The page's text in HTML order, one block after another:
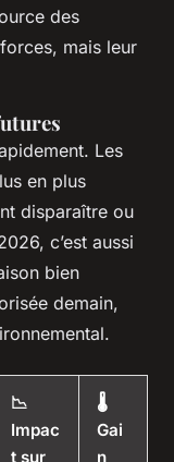
des
mais leur
Les
en plus
disparaître ou
c’est aussi
bien
demain,
📉
Impac
t sur
🌡️
Gai
n